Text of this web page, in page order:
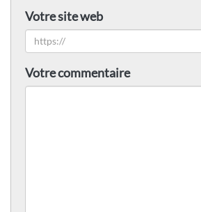
Votre site web
Votre commentaire